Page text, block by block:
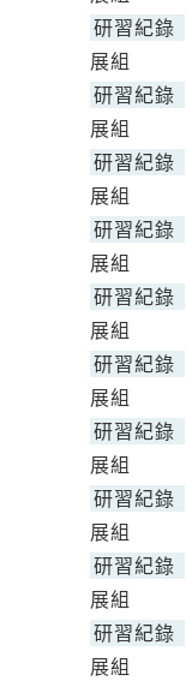
研習紀錄
展組
研習紀錄
展組
研習紀錄
展組
研習紀錄
展組
研習紀錄
展組
研習紀錄
展組
研習紀錄
展組
研習紀錄
展組
研習紀錄
展組
研習紀錄
展組